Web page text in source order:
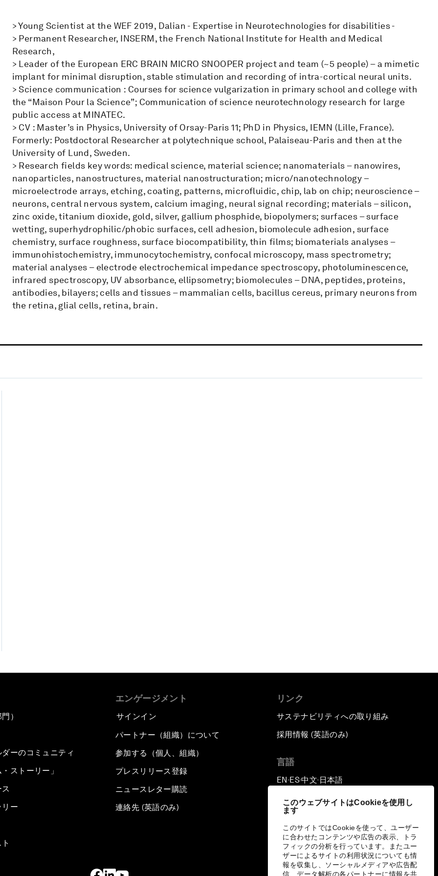
このウェブサイトはCookieを使用し
ます
このサイトではCookieを使って、ユーザー
に合わせたコンテンツや広告の表示、トラ
フィックの分析を行っています。またユー
ザーによるサイトの利用状況についても情
報を収集し、ソーシャルメディアや広告配
信、データ解析の各パートナーに情報を共
> Young Scientist at the WEF 2019, Dalian - Expertise in Neurotechnologies for disabilities -
> Permanent Researcher, INSERM, the French National Institute for Health and Medical
Research,
> Leader of the European ERC BRAIN MICRO SNOOPER project and team (~5 people) – a mimetic
implant for minimal disruption, stable stimulation and recording of intra-cortical neural units.
> Science communication : Courses for science vulgarization in primary school and college with
the “Maison Pour la Science”; Communication of science neurotechnology research for large
public access at MINATEC.
> CV : Master’s in Physics, University of Orsay-Paris 11; PhD in Physics, IEMN (Lille, France).
Formerly: Postdoctoral Researcher at polytechnique school, Palaiseau-Paris and then at the
University of Lund, Sweden.
> Research fields key words: medical science, material science; nanomaterials – nanowires,
nanoparticles, nanostructures, material nanostructuration; micro/nanotechnology –
microelectrode arrays, etching, coating, patterns, microfluidic, chip, lab on chip; neuroscience –
neurons, central nervous system, calcium imaging, neural signal recording; materials – silicon,
zinc oxide, titanium dioxide, gold, silver, gallium phosphide, biopolymers; surfaces – surface
wetting, superhydrophilic/phobic surfaces, cell adhesion, biomolecule adhesion, surface
chemistry, surface roughness, surface biocompatibility, thin films; biomaterials analyses –
immunohistochemistry, immunocytochemistry, confocal microscopy, mass spectrometry;
material analyses – electrode electrochemical impedance spectroscopy, photoluminescence,
infrared spectroscopy, UV absorbance, ellipsometry; biomolecules – DNA, peptides, proteins,
antibodies, bilayers; cells and tissues – mammalian cells, bacillus cereus, primary neurons from
the retina, glial cells, retina, brain.
）
ーのコミュニティ
ストーリー」
ー
エンゲージメント
サインイン
パートナー（組織）について
参加する（個人、組織）
プレスリリース登録
ニュースレター購読
連絡先 (英語のみ)
リンク
サステナビリティへの取り組み
採用情報 (英語のみ)
言語
EN ▪ ES▪中文▪ 日本語